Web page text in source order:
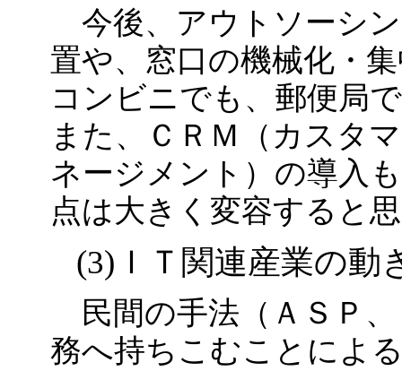
今後、アウトソーシ
置や、窓口の機械化・
コンビニでも、郵便局
また、ＣＲＭ（カスタ
ネージメント）の導入
点は大きく変容すると
(3)ＩＴ関連産業の動
民間の手法（ＡＳＰ
務へ持ちこむことによ